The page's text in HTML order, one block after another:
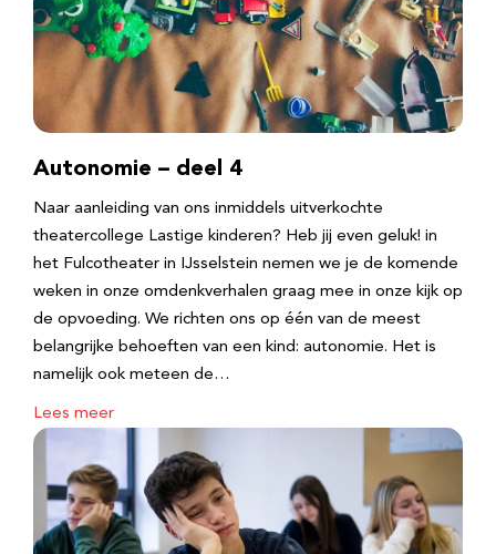
Autonomie – deel 4
Naar aanleiding van ons inmiddels uitverkochte
theatercollege Lastige kinderen? Heb jij even geluk! in
het Fulcotheater in IJsselstein nemen we je de komende
weken in onze omdenkverhalen graag mee in onze kijk op
de opvoeding. We richten ons op één van de meest
belangrijke behoeften van een kind: autonomie. Het is
namelijk ook meteen de…
Lees meer